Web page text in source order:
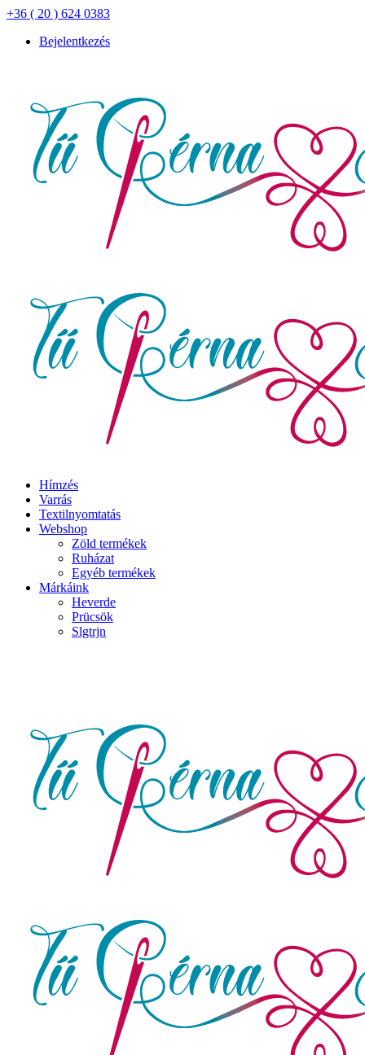
+36 ( 20 ) 624 0383
Bejelentkezés
Hímzés
Varrás
Textilnyomtatás
Webshop
Zöld termékek
Ruházat
Egyéb termékek
Márkáink
Heverde
Prücsök
Slgtrjn